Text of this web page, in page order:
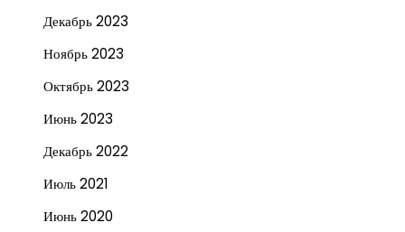
Декабрь 2023
Ноябрь 2023
Октябрь 2023
Июнь 2023
Декабрь 2022
Июль 2021
Июнь 2020